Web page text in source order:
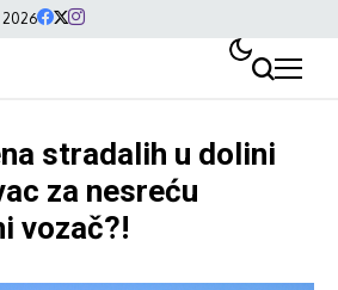
2026
stradalih u dolini
za nesreću
vozač?!